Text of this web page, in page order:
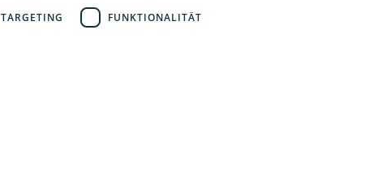
Privatkunden
Gewerbekunden
TARGETING FUNKTIONALITÄT